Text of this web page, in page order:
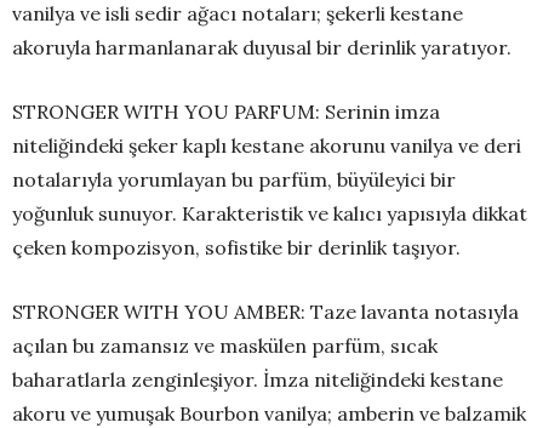
vanilya ve isli sedir ağacı notaları; şekerli kestane
akoruyla harmanlanarak duyusal bir derinlik yaratıyor.
STRONGER WITH YOU PARFUM: Serinin imza
niteliğindeki şeker kaplı kestane akorunu vanilya ve deri
notalarıyla yorumlayan bu parfüm, büyüleyici bir
yoğunluk sunuyor. Karakteristik ve kalıcı yapısıyla dikkat
çeken kompozisyon, sofistike bir derinlik taşıyor.
STRONGER WITH YOU AMBER: Taze lavanta notasıyla
açılan bu zamansız ve maskülen parfüm, sıcak
baharatlarla zenginleşiyor. İmza niteliğindeki kestane
akoru ve yumuşak Bourbon vanilya; amberin ve balzamik